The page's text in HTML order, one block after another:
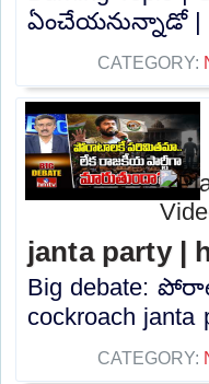
ఏంచేయనున్నాడో |
CATEGORY:
janta party |
Big debate:
cockroach janta
CATEGORY: